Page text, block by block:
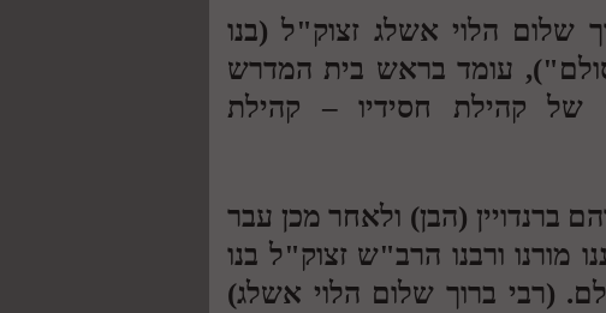
שלום הלוי אשלג זצוק"ל (בנו
עומד בראש בית המדרש
של קהילת חסידיו – קהילת
ברנדויין (הבן) ולאחר מכן עבר
מורנו ורבנו הרב"ש זצוק"ל בנו
(רבי ברוך שלום הלוי אשלג)